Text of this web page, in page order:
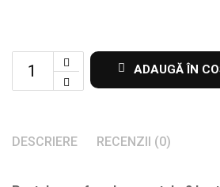
set
cu
ADAUGĂ ÎN
DESCRIERE RECENZII (0)